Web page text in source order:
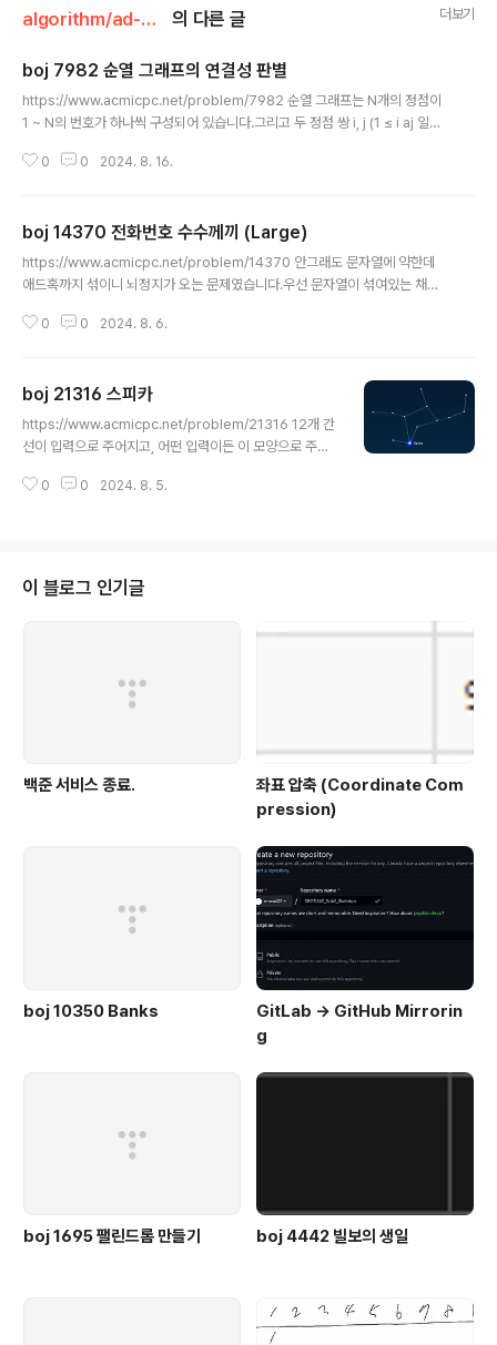
algorithm/ad-hoc 의 다른 글 더보기
boj 7982 순열 그래프의 연결성 판별
https://www.acmicpc.net/problem/7982 순열 그래프는 N개의 정점이
1 ~ N의 번호가 하나씩 구성되어 있습니다.그리고 두 정점 쌍 i, j (1 ≤ i aj 일때
므로 (1, 2), (1, 3)이 각각 연결되어 있고(1, 2, 3) (4) 로 집합을 나눌 수 있습니
이므로 1, 2, 3을 집합으로 묶을 수 있고, 4번 인덱스까지의 max가 4이므로 4
를 집합으로 묶을 수 있습니다.이전 집합의 max값을 유지해주면서 배열을 순
회하면 정답..
0 0 2024. 8. 16.
boj 14370 전화번호 수수께끼 (Large)
https://www.acmicpc.net/problem/14370 안그래도 문자열에 약한데
애드혹까지 섞이니 뇌정지가 오는 문제였습니다.우선 문자열이 섞여있는 채로
각 숫자들의 고유한 알파벳을 구해서 카운팅하는 방법을 떠올릴 수 있습니다. 0
O순서대로 이렇게 가져올 수 있습니다. 먼저 입력으로 들어온 문자열의 문자들
을 모두 카운팅합니다.이후 위에서 구한 알파벳을 순서대로 가져와서 카운팅을
빼주면서 정답을 구하는 방식으로 구현했습니다. 1..
0 0 2024. 8. 6.
boj 21316 스피카
https://www.acmicpc.net/problem/21316 12개 간
선이 입력으로 주어지고, 어떤 입력이든 이 모양으로 주어
정점들과 간선들로 알아낼 수 있습니다. 저는 Spica에 인
202122232425262728293031323334353637
3839#include iostream>#include vector>#defi
0 0 2024. 8. 5.
이 블로그 인기글
백준 서비스 종료.
좌표 압축 (Coordinate Com
pression)
boj 10350 Banks
GitLab -> GitHub Mirrorin
g
boj 1695 팰린드롬 만들기 boj 4442 빌보의 생일